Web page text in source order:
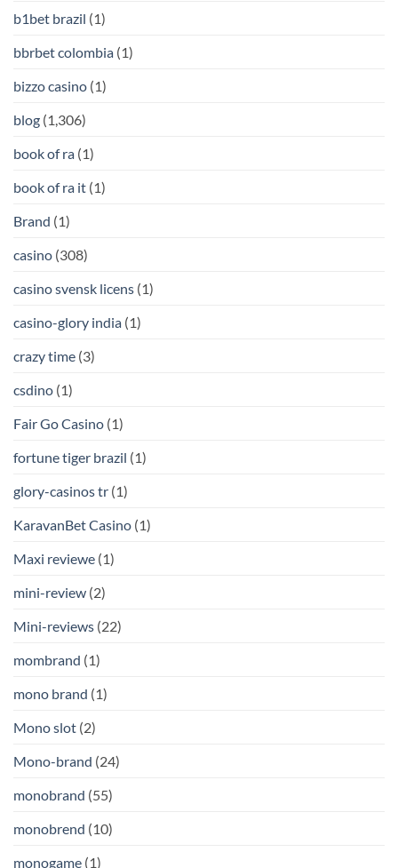
b1bet brazil (1)
bbrbet colombia (1)
bizzo casino (1)
blog (1,306)
book of ra (1)
book of ra it (1)
Brand (1)
casino (308)
casino svensk licens (1)
casino-glory india (1)
crazy time (3)
csdino (1)
Fair Go Casino (1)
fortune tiger brazil (1)
glory-casinos tr (1)
KaravanBet Casino (1)
Maxi reviewe (1)
mini-review (2)
Mini-reviews (22)
mombrand (1)
mono brand (1)
Mono slot (2)
Mono-brand (24)
monobrand (55)
monobrend (10)
monogame (1)